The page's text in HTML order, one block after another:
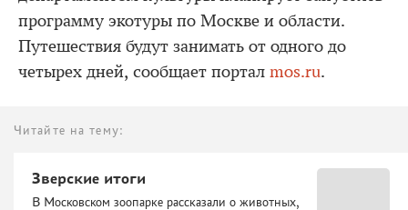
программу экотуры по Москве и области.
Путешествия будут занимать от одного до
четырех дней, сообщает портал mos.ru.
Читайте на тему:
Зверские итоги
В Московском зоопарке рассказали о животных,